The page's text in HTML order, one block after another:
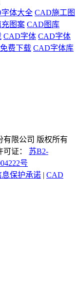
体大全 CAD施工图
图案 CAD图库
CAD字体 CAD字体
费下载 CAD字体库
有限公司 版权所有
可证： 苏B2-
号
保护承诺 | CAD